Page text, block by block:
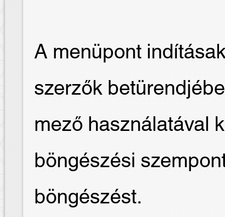
A menüpont
szerzők
mező használatával
böngészési
böngészést.